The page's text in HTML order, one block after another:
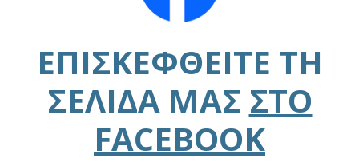
ΕΠΙΣΚΕΦΘΕΊΤΕ ΤΗ
ΣΕΛΊΔΑ ΜΑΣ ΣΤΟ
FACEBOOK